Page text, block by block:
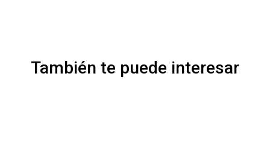
También te puede interesar